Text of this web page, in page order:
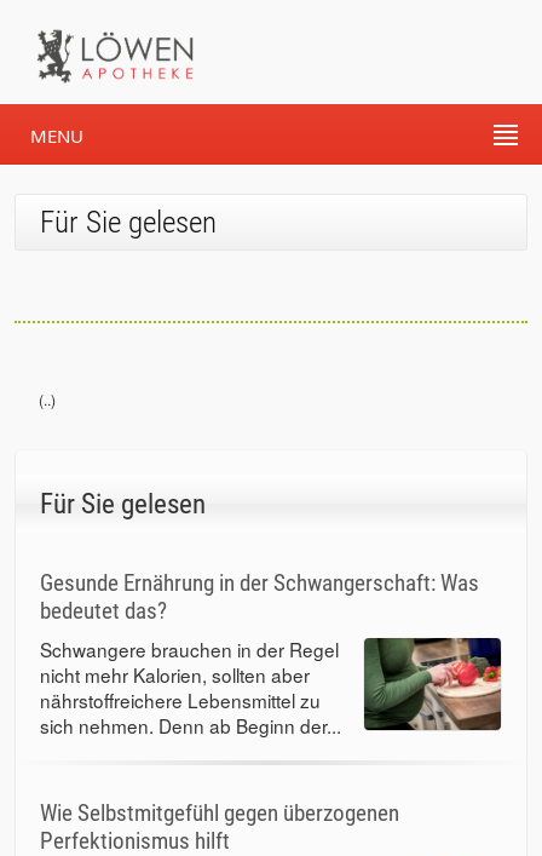
MENU
Für Sie gelesen
(..)
Für Sie gelesen
Gesunde Ernährung in der Schwangerschaft: Was
bedeutet das?
Schwangere brauchen in der Regel
nicht mehr Kalorien, sollten aber
nährstoffreichere Lebensmittel zu
sich nehmen. Denn ab Beginn der...
Wie Selbstmitgefühl gegen überzogenen
Perfektionismus hilft